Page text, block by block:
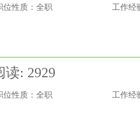
位性质：全职 工作经
读: 2929
位性质：全职 工作经